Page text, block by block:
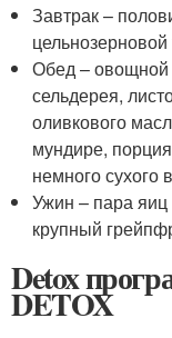
Завтрак –
цельнозерновой
Обед – овощной
сельдерея,
оливкового
мундире,
немного сухого
Ужин – пара яиц
крупный
Detox
DETOX